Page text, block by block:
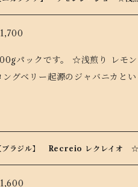
中はさんさんと日差しが照りつ
の洗練されたフルボディ、豊か
ン・アンティグアコーヒーを生
ックです。 ☆浅煎り レモングラスのような爽やかな香り。 このコーヒーはエチオピア産
ングベリー起源のジャバニカと
。ブラジル】 Recreio レクレイオ